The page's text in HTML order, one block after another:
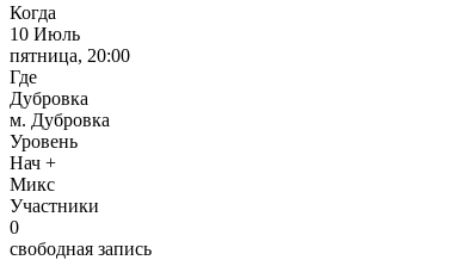
Когда
10 Июль
пятница, 20:00
Где
Дубровка
м. Дубровка
Уровень
Нач +
Микс
Участники
0
свободная запись